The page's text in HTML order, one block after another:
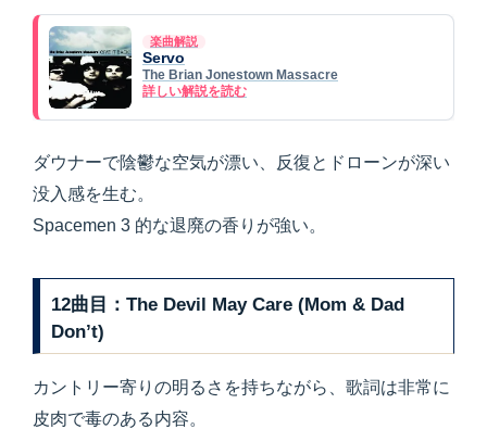
楽曲解説
Servo
The Brian Jonestown Massacre
詳しい解説を読む
ダウナーで陰鬱な空気が漂い、反復とドローンが深い
没入感を生む。
Spacemen 3 的な退廃の香りが強い。
12曲目：The Devil May Care (Mom & Dad
Don’t)
カントリー寄りの明るさを持ちながら、歌詞は非常に
皮肉で毒のある内容。